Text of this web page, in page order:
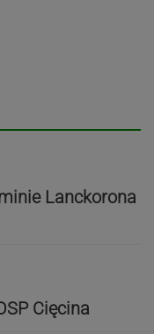
Lanckorona
Cięcina